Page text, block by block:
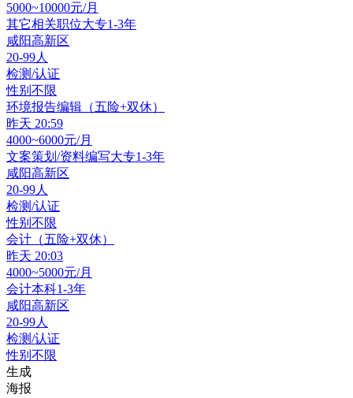
5000~10000元/月
其它相关职位大专1-3年
咸阳高新区
20-99人
检测/认证
性别不限
环境报告编辑（五险+双休）
昨天 20:59
4000~6000元/月
文案策划/资料编写大专1-3年
咸阳高新区
20-99人
检测/认证
性别不限
会计（五险+双休）
昨天 20:03
4000~5000元/月
会计本科1-3年
咸阳高新区
20-99人
检测/认证
性别不限
生成
海报